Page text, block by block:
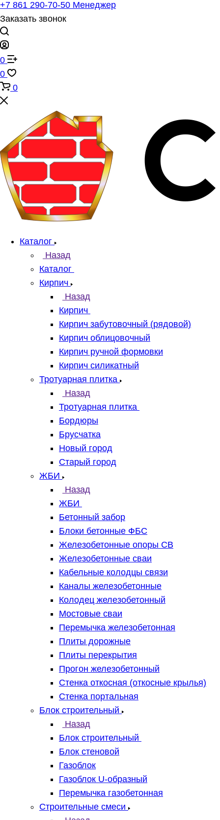
+7 861 290-70-50 Менеджер
Заказать звонок
0
0
0
Каталог
Назад
Каталог
Кирпич
Назад
Кирпич
Кирпич забутовочный (рядовой)
Кирпич облицовочный
Кирпич ручной формовки
Кирпич силикатный
Тротуарная плитка
Назад
Тротуарная плитка
Бордюры
Брусчатка
Новый город
Старый город
ЖБИ
Назад
ЖБИ
Бетонный забор
Блоки бетонные ФБС
Железобетонные опоры СВ
Железобетонные сваи
Кабельные колодцы связи
Каналы железобетонные
Колодец железобетонный
Мостовые сваи
Перемычка железобетонная
Плиты дорожные
Плиты перекрытия
Прогон железобетонный
Стенка откосная (откосные крылья)
Стенка портальная
Блок строительный
Назад
Блок строительный
Блок стеновой
Газоблок
Газоблок U-образный
Перемычка газобетонная
Строительные смеси